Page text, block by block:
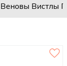
Веновы Вистлы